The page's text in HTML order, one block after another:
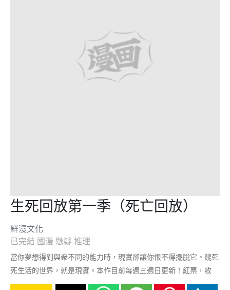
生死回放第一季（死亡回放）
鮮漫文化
已完結 國漫 懸疑 推理
當你夢想得到與衆不同的能力時，現實卻讓你恨不得擺脫它。魏死
死生活的世界，就是現實。本作目前每週三週日更新！紅票，收
藏，五星，分享，評論，請大家多多支持！——最新官方Q羣